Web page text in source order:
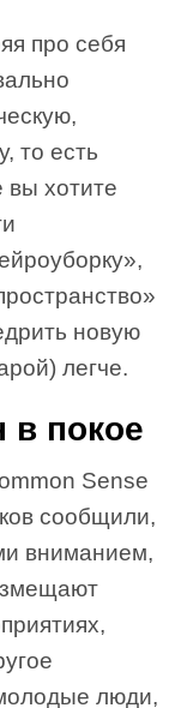
про себя
то есть
вы хотите
новую
легче.
в покое
Sense
сообщили,
вниманием,
люди,